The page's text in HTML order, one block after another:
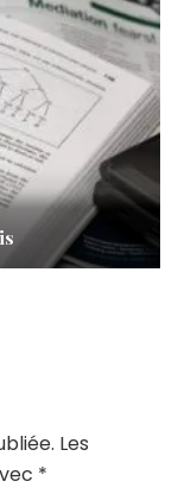
Les
*